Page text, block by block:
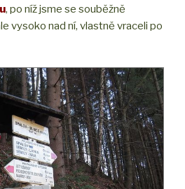
, po níž jsme se souběžně
vysoko nad ní, vlastně vraceli po